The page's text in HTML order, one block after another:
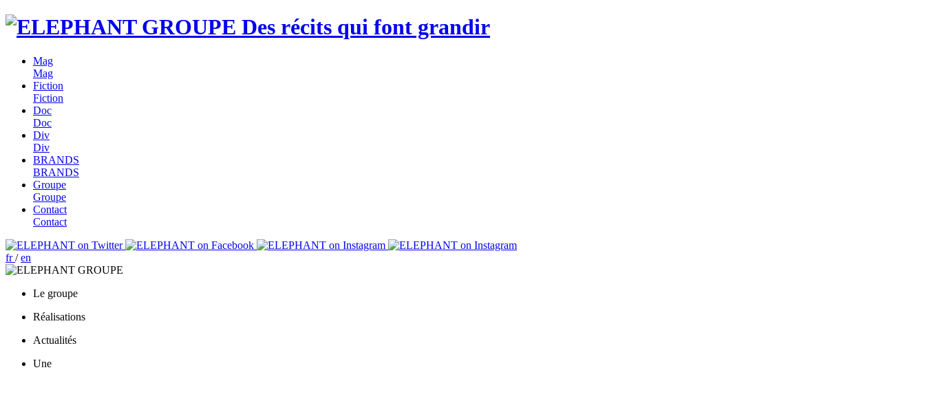
Des récits qui font grandir
Mag
Mag
Fiction
Fiction
Doc
Doc
Div
Div
BRANDS
BRANDS
Groupe
Groupe
Contact
Contact
fr/ en
Le groupe
Réalisations
Actualités
Une